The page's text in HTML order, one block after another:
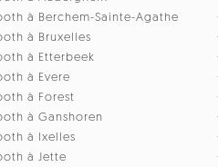
à Berchem-Sainte-Agathe
à Bruxelles
à Etterbeek
à Evere
à Forest
à Ganshoren
à Ixelles
à Jette